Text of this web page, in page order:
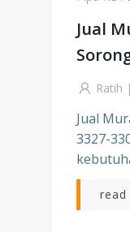
Jual
Ratih
Jual
3327-
read